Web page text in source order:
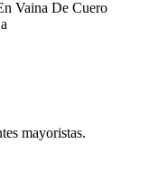
Vaina De Cuero
mayoristas.